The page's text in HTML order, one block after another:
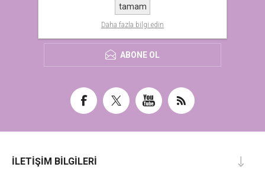
ABONE OL
İLETIŞIM BILGILERI
tamam
Daha fazla bilgi edin